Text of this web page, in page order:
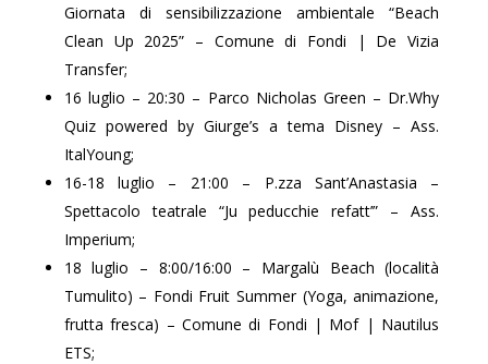
Giornata di sensibilizzazione ambientale “Beach
Clean Up 2025” – Comune di Fondi | De Vizia
Transfer;
16 luglio – 20:30 – Parco Nicholas Green – Dr.Why
Quiz powered by Giurge’s a tema Disney – Ass.
ItalYoung;
16-18 luglio – 21:00 – P.zza Sant’Anastasia –
Spettacolo teatrale “Ju peducchie refatt’” – Ass.
Imperium;
18 luglio – 8:00/16:00 – Margalù Beach (località
Tumulito) – Fondi Fruit Summer (Yoga, animazione,
frutta fresca) – Comune di Fondi | Mof | Nautilus
ETS;